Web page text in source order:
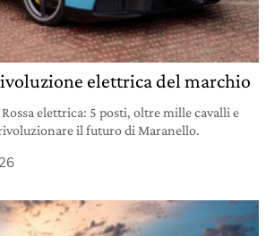
elettrica del marchio
elettrica: 5 posti, oltre mille cavalli e
il futuro di Maranello.